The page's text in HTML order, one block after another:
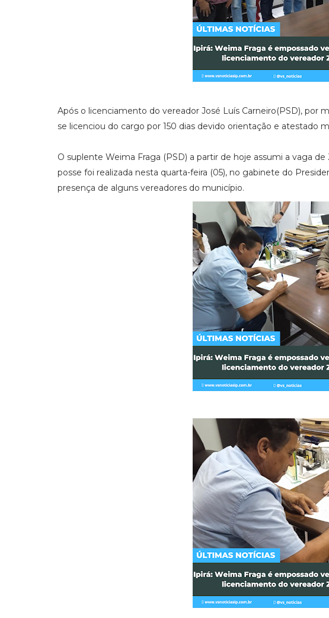
Após o licenciamento do vereador José Luís Carneiro(PSD), por
se licenciou do cargo por 150 dias devido orientação e atestado
O suplente Weima Fraga (PSD) a partir de hoje assumi a vaga
posse foi realizada nesta quarta-feira (05), no gabinete do
presença de alguns vereadores do município.